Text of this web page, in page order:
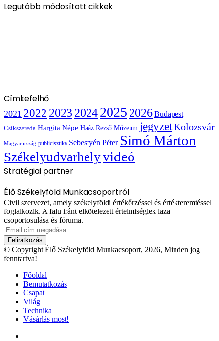
Legutóbb módosított cikkek
Címkefelhő
2021 2022 2023 20242025 2026 Budapest
Csíkszereda Hargita Népe Haáz Rezső Múzeum jegyzetKolozsvár
Magyarország publicisztika Sebestyén Péter Simó Márton
Székelyudvarhelyvideó
Stratégiai partner
Élő Székelyföld Munkacsoportról
Civil szervezet, amely székelyföldi értékőrzéssel és értékteremtéssel
foglalkozik. A falu iránt elkötelezett értelmiségiek laza
csoportosulása és fóruma.
Email
cím
megadása
© Copyright Élő Székelyföld Munkacsoport, 2026, Minden jog
fenntartva!
Főoldal
Bemutatkozás
Csapat
Világ
Technika
Vásárlás most!